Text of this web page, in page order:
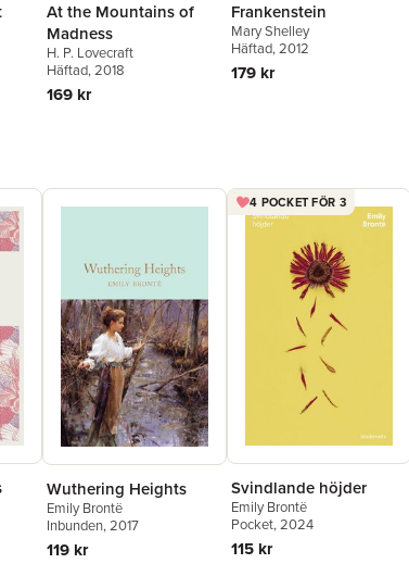
At the Mountains of
Madness
H. P. Lovecraft
Häftad, 2018
169 kr
Frankenstein
Mary Shelley
Häftad, 2012
179 kr
Wuthering Heights
Emily Brontë
Inbunden, 2017
119 kr
4 POCKET FÖR 3
Svindlande höjder
Emily Brontë
Pocket, 2024
115 kr